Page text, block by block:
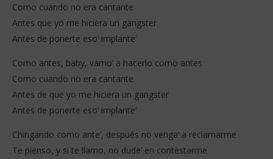
Como cuando no era cantante
Antes que yo me hiciera un gangster
Antes de ponerte eso’ implante’
Como antes, baby, vamo’ a hacerlo como antes
Como cuando no era cantante
Antes de que yo me hiciera un gangster
Antes de ponerte eso’ implante’
Chingando como ante’, después no venga’ a reclamarme
Te pienso, y si te llamo, no dude’ en contestarme